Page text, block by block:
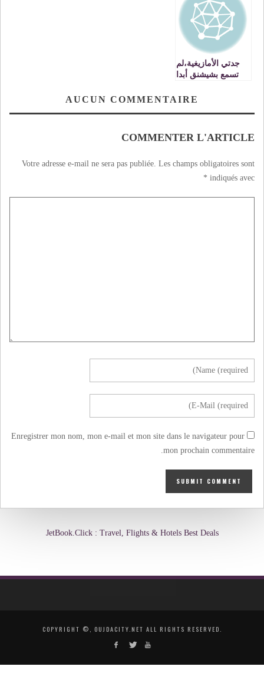
جدتي الأمازيغية،لم
تسمع بشيشنق أبدا
AUCUN COMMENTAIRE
COMMENTER L'ARTICLE
Votre adresse e-mail ne sera pas publiée. Les champs obligatoires sont
indiqués avec
*
Enregistrer mon nom, mon e-mail et mon site dans le navigateur pour
mon prochain commentaire.
JetBook.Click : Travel, Flights & Hotels Best Deals
COPYRIGHT ©, OUJDACITY.NET ALL RIGHTS RESERVED.